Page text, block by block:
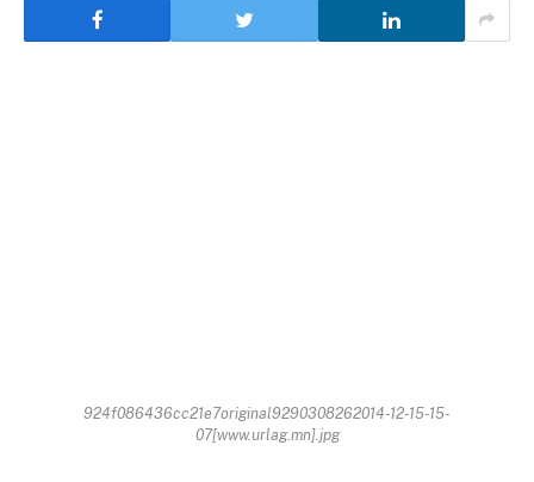
924f086436cc21e7original9290308262014-12-15-15-
07[www.urlag.mn].jpg